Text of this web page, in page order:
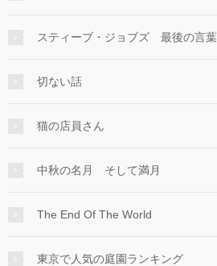
スティーブ・ジョブズ 最後の言葉
切ない話
猫の店員さん
中秋の名月 そして満月
The End Of The World
東京で人気の庭園ランキング